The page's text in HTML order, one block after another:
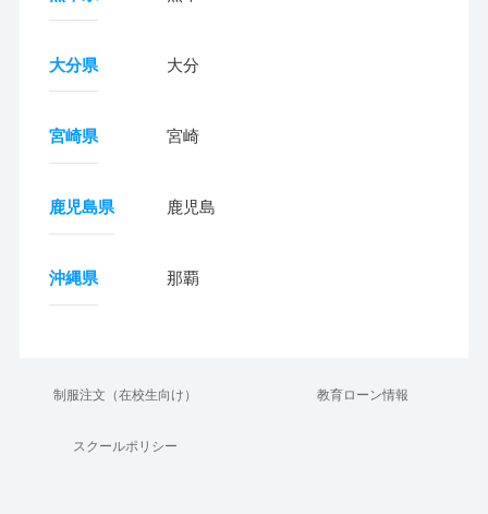
大分県 大分
宮崎県 宮崎
鹿児島県 鹿児島
沖縄県 那覇
制服注文（在校生向け） 教育ローン情報
スクールポリシー